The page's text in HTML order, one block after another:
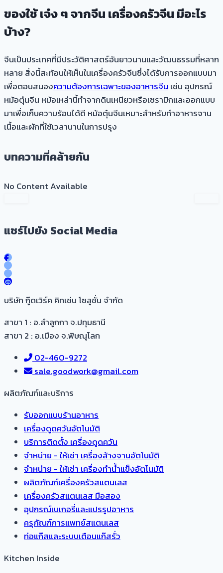
ของใช้ เจ๋ง ๆ จากจีน เครื่องครัวจีน มีอะไร
บ้าง?
จีนเป็นประเทศที่มีประวัติศาสตร์อันยาวนานและวัฒนธรรมที่หลาก
หลาย สิ่งนี้สะท้อนให้เห็นในเครื่องครัวจีนซึ่งได้รับการออกแบบมา
เพื่อตอบสนองความต้องการเฉพาะของอาหารจีนเช่น อุปกรณ์
หม้อตุ๋นจีน หม้อเหล่านี้ทำจากดินเหนียวหรือเซรามิกและออกแบบ
มาเพื่อเก็บความร้อนได้ดี หม้อตุ๋นจีนเหมาะสำหรับทำอาหารจาน
เนื้อและผักที่ใช้เวลานานในการปรุง
บทความที่คล้ายกัน
No Content Available
แชร์ไปยัง Social Media
บริษัท กู๊ดเวิร์ค คิทเช่น โซลูชั่น จำกัด
สาขา 1 : อ.ลำลูกกา จ.ปทุมธานี
สาขา 2 : อ.เมือง จ.พิษณุโลก
02-460-9272
sale.goodwork@gmail.com
ผลิตภัณฑ์และบริการ​
รับออกแบบร้านอาหาร
เครื่องดูดควันอัตโนมัติ
บริการติดตั้ง เครื่องดูดควัน
จำหน่าย - ให้เช่า เครื่องล้างจานอัตโนมัติ
จำหน่าย - ให้เช่า เครื่องทำน้ำแข็งอัตโนมัติ
ผลิตภัณฑ์เครื่องครัวสแตนเลส
เครื่องครัวสแตนเลส มือสอง
อุปกรณ์เบเกอรี่และแปรรูปอาหาร
ครุภัณฑ์การแพทย์สแตนเลส
ท่อแก๊สและระบบเตือนแก๊สรั่ว
Kitchen Inside